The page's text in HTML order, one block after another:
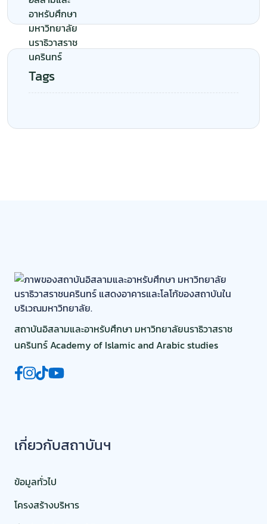
Tags
สถาบันอิสลามและอาหรับศึกษา มหาวิทยาลัยนราธิวาสราช
นครินทร์ Academy of Islamic and Arabic studies
เกี่ยวกับสถาบันฯ
ข้อมูลทั่วไป
โครงสร้างบริหาร